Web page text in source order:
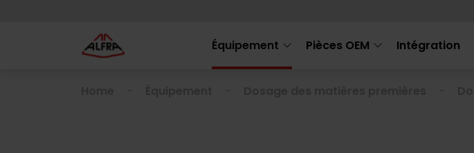
Équipement Pièces OEM Intégration